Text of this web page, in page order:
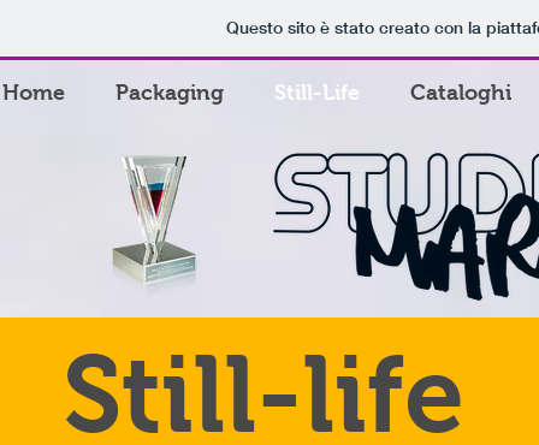
Questo sito è stato creato con la
Home Packaging Still-Life Cataloghi
Still-life